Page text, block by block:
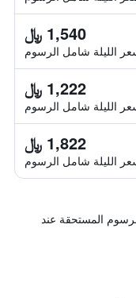
1,540 ﷼
الليلة شامل الرسوم
1,222 ﷼
الليلة شامل الرسوم
1,822 ﷼
الليلة شامل الرسوم
المستحقة عند